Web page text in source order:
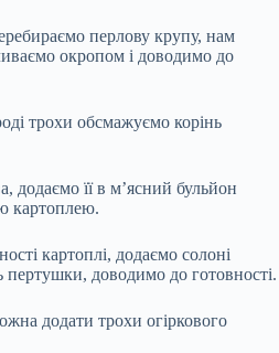
перлову крупу, нам
окропом і доводимо до
трохи обсмажуємо корінь
додаємо її в м’ясний бульйон
картоплею.
картоплі, додаємо солоні
пертушки, доводимо до готовності.
додати трохи огіркового